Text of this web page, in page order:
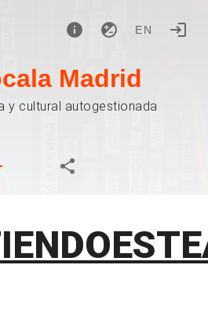
EN
Madrid
y cultural autogestionada